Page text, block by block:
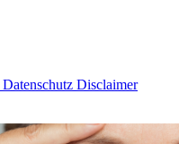
Datenschutz Disclaimer